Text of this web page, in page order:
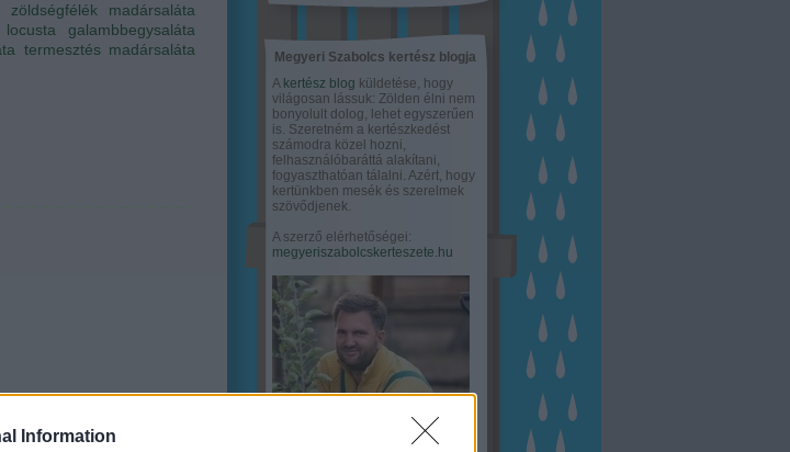
Information
zöldségfélék
madársaláta
locusta
galambbegysaláta
termesztés madársaláta
Megyeri Szabolcs kertész blogja
A kertész blog küldetése, hogy
világosan lássuk: Zölden élni nem
bonyolult dolog, lehet egyszerűen
is. Szeretném a kertészkedést
számodra közel hozni,
felhasználóbaráttá alakítani,
fogyaszthatóan tálalni. Azért, hogy
kertünkben mesék és szerelmek
szövődjenek.
A szerző elérhetőségei:
megyeriszabolcskerteszete.hu